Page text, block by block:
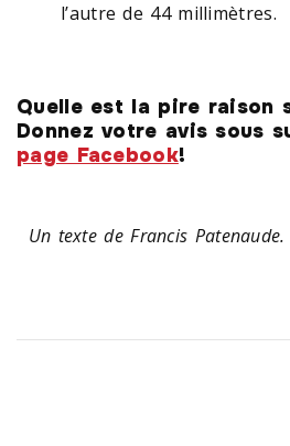
l’autre de 44 millimètres.
Quelle est la pire raison
Donnez votre avis sous
page Facebook!
Un texte de Francis Patenaude.